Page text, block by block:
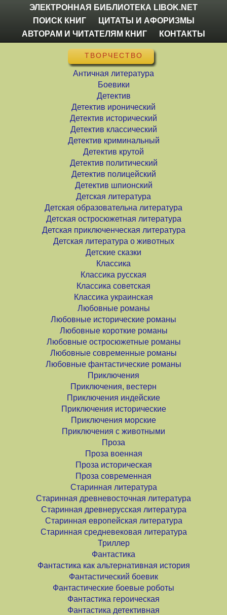
ЭЛЕКТРОННАЯ БИБЛИОТЕКА LIBOK.NET
ПОИСК КНИГ
ЦИТАТЫ И АФОРИЗМЫ
АВТОРАМ И ЧИТАТЕЛЯМ КНИГ
КОНТАКТЫ
ТВОРЧЕСТВО
Античная литература
Боевики
Детектив
Детектив иронический
Детектив исторический
Детектив классический
Детектив криминальный
Детектив крутой
Детектив политический
Детектив полицейский
Детектив шпионский
Детская литература
Детская образовательна литература
Детская остросюжетная литература
Детская приключенческая литература
Детская литература о животных
Детские сказки
Классика
Классика русская
Классика советская
Классика украинская
Любовные романы
Любовные исторические романы
Любовные короткие романы
Любовные остросюжетные романы
Любовные современные романы
Любовные фантастические романы
Приключения
Приключения, вестерн
Приключения индейские
Приключения исторические
Приключения морские
Приключения с животными
Проза
Проза военная
Проза историческая
Проза современная
Старинная литература
Старинная древневосточная литература
Старинная древнерусская литература
Старинная европейская литература
Старинная средневековая литература
Триллер
Фантастика
Фантастика как альтернативная история
Фантастический боевик
Фантастические боевые роботы
Фантастика героическая
Фантастика детективная